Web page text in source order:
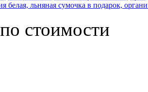
белая, льняная сумочка в подарок,
стоимости